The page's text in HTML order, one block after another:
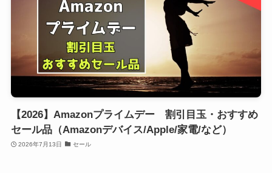
【2026】Amazonプライムデー 割引目玉・おすすめ
セール品（Amazonデバイス/Apple/家電/など）
2026年7月13日 セール